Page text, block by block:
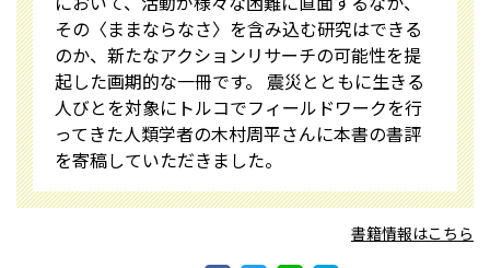
その〈ままならなさ〉を含み込む研究はできる
のか、新たなアクションリサーチの可能性を提
起した画期的な一冊です。 震災とともに生きる
人びとを対象にトルコでフィールドワークを行
ってきた人類学者の木村周平さんに本書の書評
を寄稿していただきました。
書籍情報はこちら